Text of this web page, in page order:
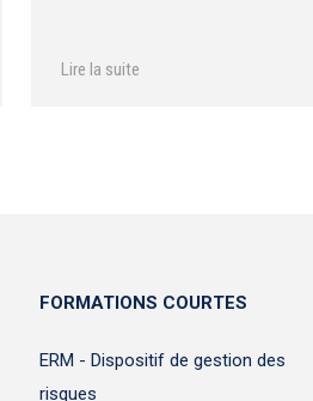
Lire la suite
FORMATIONS COURTES
ERM - Dispositif de gestion des
risques